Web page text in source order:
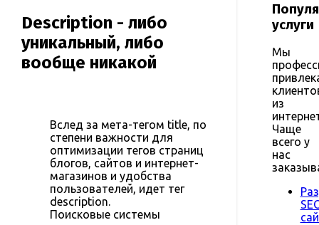
Description - либо
уникальный, либо
вообще никакой
Вслед за мета-тегом title, по
степени важности для
оптимизации тегов страниц
блогов, сайтов и интернет-
магазинов и удобства
пользователей, идет тег
description.
Поисковые системы
услуги
Мы
из
Чаще
всего у
нас